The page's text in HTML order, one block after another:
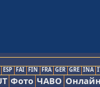
ESP FAI FIN FRA GER GRE INA
Фото ЧАВО